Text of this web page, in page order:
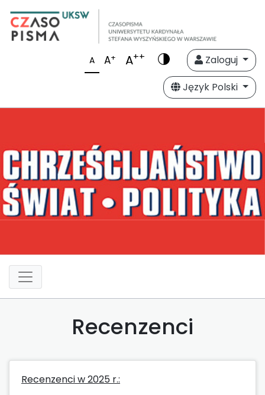
A A+ A++
Zaloguj
Język Polski
Recenzenci
Recenzenci w 2025 r.: